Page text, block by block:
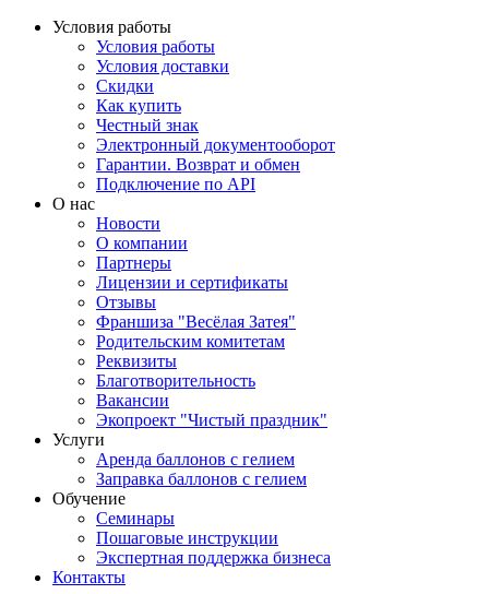
Условия работы
Условия работы
Условия доставки
Скидки
Как купить
Честный знак
Электронный документооборот
Гарантии. Возврат и обмен
Подключение по API
О нас
Новости
О компании
Партнеры
Лицензии и сертификаты
Отзывы
Франшиза "Весёлая Затея"
Родительским комитетам
Реквизиты
Благотворительность
Вакансии
Экопроект "Чистый праздник"
Услуги
Аренда баллонов с гелием
Заправка баллонов с гелием
Обучение
Семинары
Пошаговые инструкции
Экспертная поддержка бизнеса
Контакты